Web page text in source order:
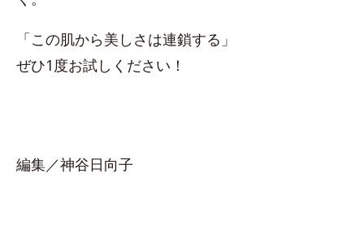
「この肌から美しさは連鎖する」
ぜひ1度お試しください！
編集／神谷日向子